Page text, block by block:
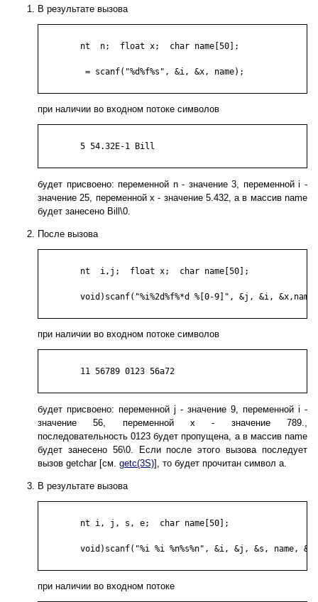
В результате вызова
при наличии во входном потоке символов
будет присвоено: переменной n - значение 3, переменной i -
значение 25, переменной x - значение 5.432, а в массив name
будет занесено Bill\0.
После вызова
при наличии во входном потоке символов
будет присвоено: переменной j - значение 9, переменной i -
значение 56, переменной x - значение 789.,
последовательность 0123 будет пропущена, а в массив name
будет занесено 56\0. Если после этого вызова последует
вызов getchar [см. getc(3S)], то будет прочитан символ a.
В результате вызова
при наличии во входном потоке